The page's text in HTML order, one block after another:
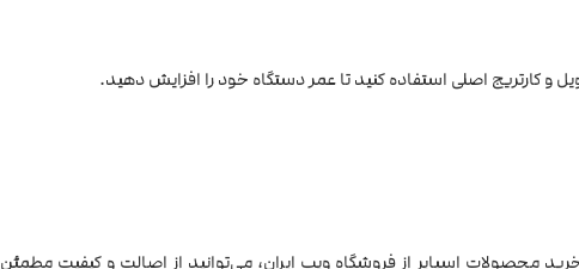
و کارتریج اصلی استفاده کنید تا عمر دستگاه خود را افزایش دهید.
محصولات اسپایر از فروشگاه ویپ ایران، می‌توانید از اصالت و کیفیت مطمئن